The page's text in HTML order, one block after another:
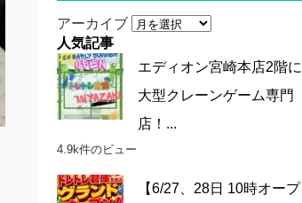
アーカイブ
人気記事
エディオン宮崎本店2階に
大型クレーンゲーム専門
店！...
4.9k件のビュー
【6/27、28日 10時オープ